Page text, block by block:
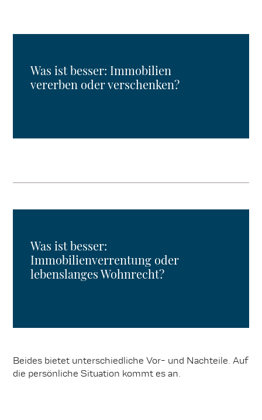
Was ist besser: Immobilien
vererben oder verschenken?
Was ist besser:
Immobilienverrentung oder
lebenslanges Wohnrecht?
Beides bietet unterschiedliche Vor- und Nachteile. Auf
die persönliche Situation kommt es an.